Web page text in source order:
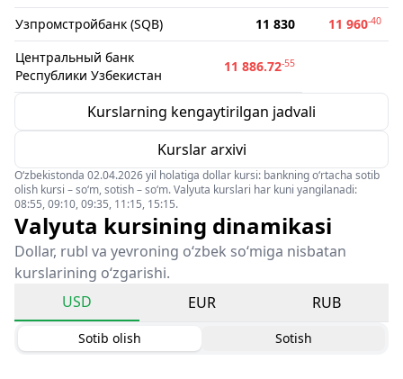
Узпромстройбанк (SQB) 11 830 11 960-40
Центральный банк
Республики Узбекистан
11 886.72-55
Kurslarning kengaytirilgan jadvali
Kurslar arxivi
O‘zbekistonda 02.04.2026 yil holatiga dollar kursi: bankning o‘rtacha sotib
olish kursi – so‘m, sotish – so‘m. Valyuta kurslari har kuni yangilanadi:
08:55, 09:10, 09:35, 11:15, 15:15.
Valyuta kursining dinamikasi
Dollar, rubl va yevroning o‘zbek so‘miga nisbatan
kurslarining o‘zgarishi.
USD
EUR RUB
Sotib olish Sotish